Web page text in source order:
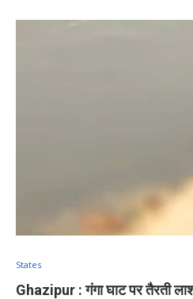
States
Ghazipur : गंगा घाट पर तैरती